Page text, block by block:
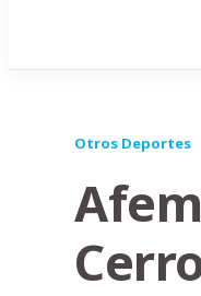
Otros Deportes